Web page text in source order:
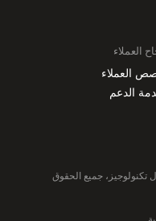
العملاء
العملاء
الدعم
تكنولوجيز، جميع الحقوق